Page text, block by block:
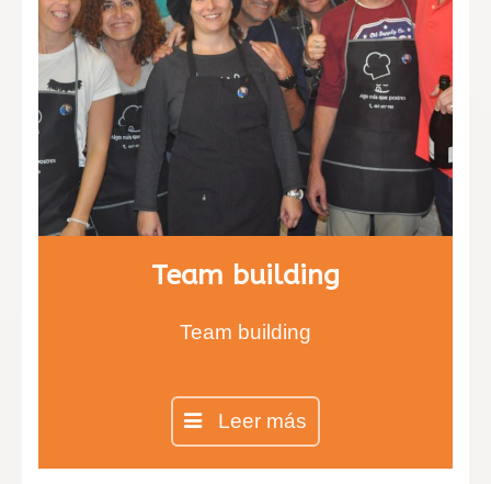
Team building
Team building
Leer más